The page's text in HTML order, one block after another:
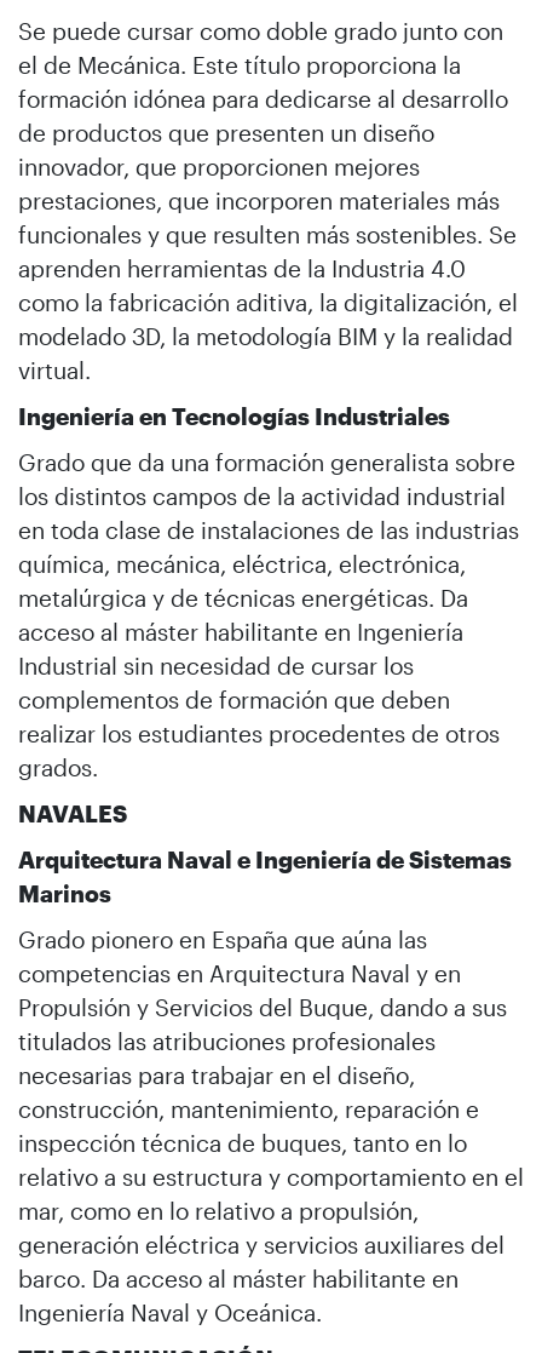
Se puede cursar como doble grado junto con
el de Mecánica. Este título proporciona la
formación idónea para dedicarse al desarrollo
de productos que presenten un diseño
innovador, que proporcionen mejores
prestaciones, que incorporen materiales más
funcionales y que resulten más sostenibles. Se
aprenden herramientas de la Industria 4.0
como la fabricación aditiva, la digitalización, el
modelado 3D, la metodología BIM y la realidad
virtual.
Ingeniería en Tecnologías Industriales
Grado que da una formación generalista sobre
los distintos campos de la actividad industrial
en toda clase de instalaciones de las industrias
química, mecánica, eléctrica, electrónica,
metalúrgica y de técnicas energéticas. Da
acceso al máster habilitante en Ingeniería
Industrial sin necesidad de cursar los
complementos de formación que deben
realizar los estudiantes procedentes de otros
grados.
NAVALES
Arquitectura Naval e Ingeniería de Sistemas
Marinos
Grado pionero en España que aúna las
competencias en Arquitectura Naval y en
Propulsión y Servicios del Buque, dando a sus
titulados las atribuciones profesionales
necesarias para trabajar en el diseño,
construcción, mantenimiento, reparación e
inspección técnica de buques, tanto en lo
relativo a su estructura y comportamiento en el
mar, como en lo relativo a propulsión,
generación eléctrica y servicios auxiliares del
barco. Da acceso al máster habilitante en
Ingeniería Naval y Oceánica.